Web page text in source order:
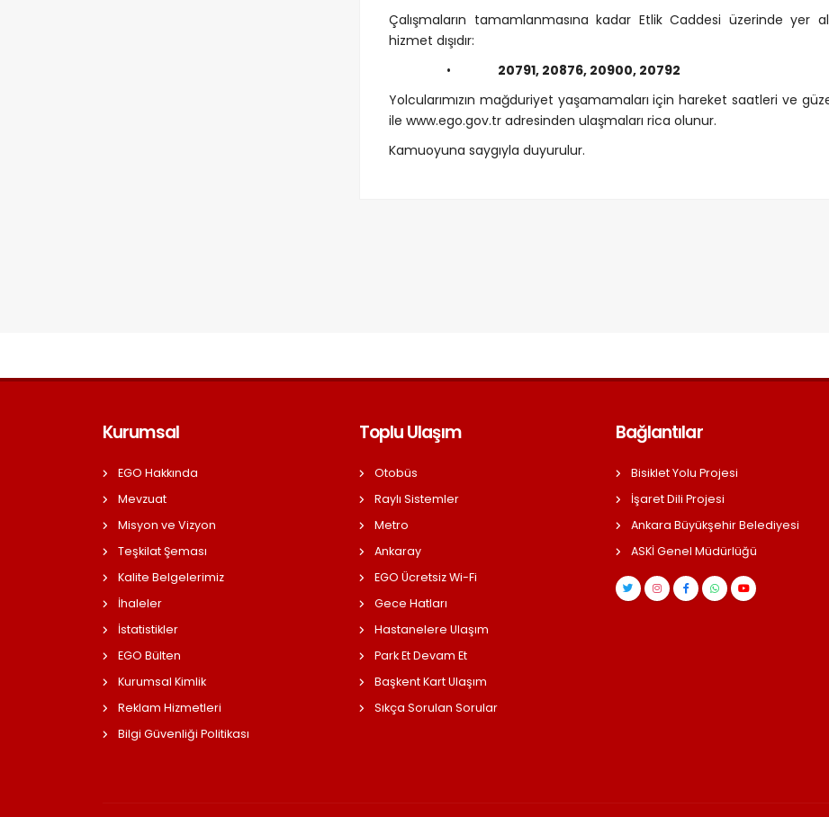
Çalışmaların tamamlanmasına kadar Etlik Caddesi üzerinde yer
hizmet dışıdır:
• 20791, 20876, 20900, 20792
Yolcularımızın mağduriyet yaşamamaları için hareket saatleri ve
ile www.ego.gov.tr adresinden ulaşmaları rica olunur.
Kamuoyuna saygıyla duyurulur.
Kurumsal
EGO Hakkında
Mevzuat
Misyon ve Vizyon
Teşkilat Şeması
Kalite Belgelerimiz
İhaleler
İstatistikler
EGO Bülten
Kurumsal Kimlik
Reklam Hizmetleri
Bilgi Güvenliği Politikası
Toplu Ulaşım
Otobüs
Raylı Sistemler
Metro
Ankaray
EGO Ücretsiz Wi-Fi
Gece Hatları
Hastanelere Ulaşım
Park Et Devam Et
Başkent Kart Ulaşım
Sıkça Sorulan Sorular
Bağlantılar
Bisiklet Yolu Projesi
İşaret Dili Projesi
Ankara Büyükşehir Belediyesi
ASKİ Genel Müdürlüğü